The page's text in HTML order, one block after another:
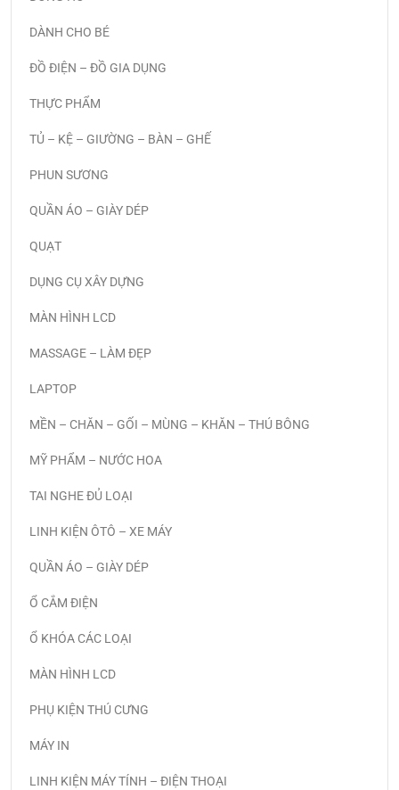
DÀNH CHO BÉ
ĐỒ ĐIỆN – ĐỒ GIA DỤNG
THỰC PHẨM
TỦ – KỆ – GIƯỜNG – BÀN – GHẾ
PHUN SƯƠNG
QUẦN ÁO – GIÀY DÉP
QUẠT
DỤNG CỤ XÂY DỰNG
MÀN HÌNH LCD
MASSAGE – LÀM ĐẸP
LAPTOP
MỀN – CHĂN – GỐI – MÙNG – KHĂN – THÚ BÔNG
MỸ PHẨM – NƯỚC HOA
TAI NGHE ĐỦ LOẠI
LINH KIỆN ÔTÔ – XE MÁY
QUẦN ÁO – GIÀY DÉP
Ổ CẮM ĐIỆN
Ổ KHÓA CÁC LOẠI
MÀN HÌNH LCD
PHỤ KIỆN THÚ CƯNG
MÁY IN
LINH KIỆN MÁY TÍNH – ĐIỆN THOẠI